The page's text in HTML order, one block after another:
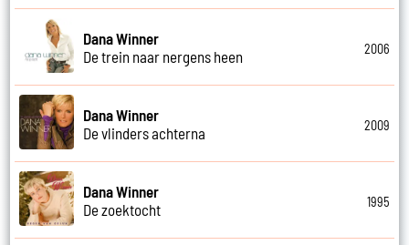
Dana Winner
De trein naar nergens heen
2006
Dana Winner
De vlinders achterna
2009
Dana Winner
De zoektocht
1995